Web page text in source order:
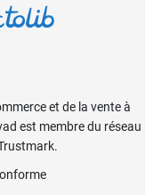
et de la vente à
est membre du réseau